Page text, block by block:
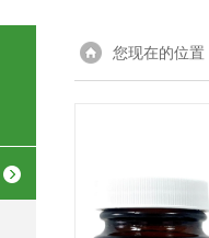
您现在的位置